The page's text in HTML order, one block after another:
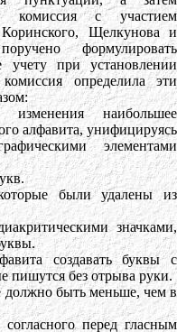
комиссия с участием
Щелкунова и
формулировать
при установлении
определила эти
наибольшее
алфавита, унифицируясь
элементами
были удалены из
значками,
создавать буквы с
пишутся без отрыва руки.
должно быть меньше, чем в
перед гласным